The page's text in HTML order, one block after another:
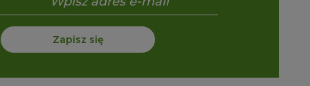
Zapisz się